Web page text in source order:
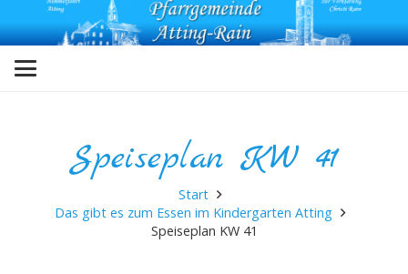
Speiseplan KW 41
Start
Das gibt es zum Essen im Kindergarten Atting
Speiseplan KW 41